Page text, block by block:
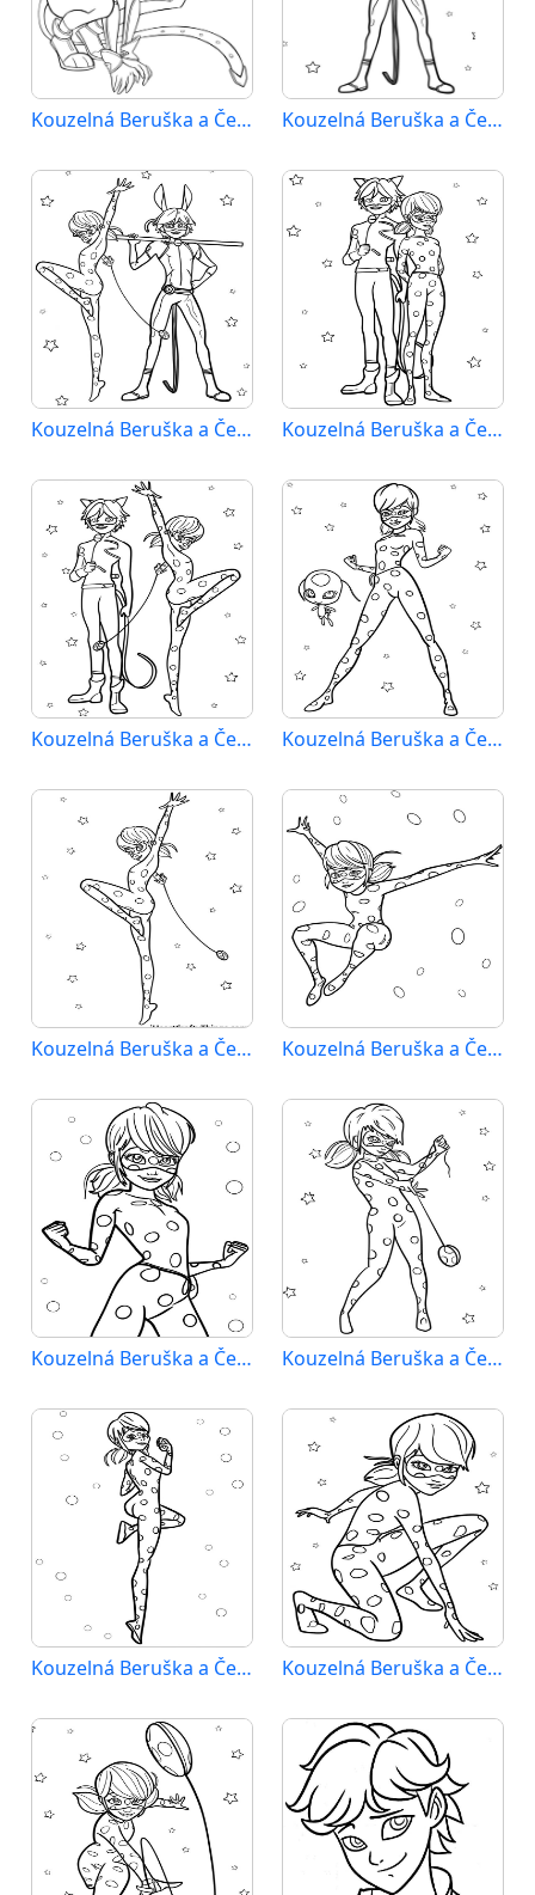
Kouzelná Beruška a Černý Kocour (45) Kouzelná Beruška a Černý Kocour (46)
Kouzelná Beruška a Černý Kocour (47) Kouzelná Beruška a Černý Kocour (48)
Kouzelná Beruška a Černý Kocour (49) Kouzelná Beruška a Černý Kocour (50)
Kouzelná Beruška a Černý Kocour (51) Kouzelná Beruška a Černý Kocour (52)
Kouzelná Beruška a Černý Kocour (53) Kouzelná Beruška a Černý Kocour (54)
Kouzelná Beruška a Černý Kocour (55) Kouzelná Beruška a Černý Kocour (56)